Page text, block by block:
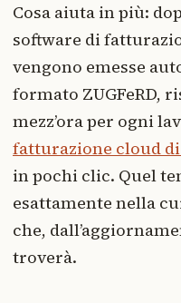
Cosa aiuta in più:
software di
vengono emesse
formato ZUGFeRD,
mezz’ora per ogni
fatturazione cloud
in pochi clic. Quel
esattamente nella
che,
troverà.